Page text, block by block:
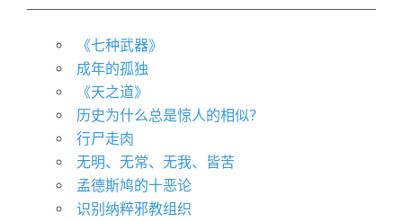
​《七种武器》
成年的孤独
《天之道》
历史为什么总是惊人的相似？
行尸走肉
无明、无常、无我、皆苦
孟德斯鸠的十恶论
识别纳粹邪教组织